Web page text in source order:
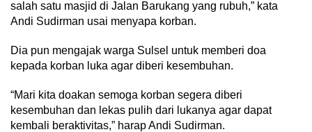
salah satu masjid di Jalan Barukang yang rubuh,” kata
Andi Sudirman usai menyapa korban.
Dia pun mengajak warga Sulsel untuk memberi doa
kepada korban luka agar diberi kesembuhan.
“Mari kita doakan semoga korban segera diberi
kesembuhan dan lekas pulih dari lukanya agar dapat
kembali beraktivitas,” harap Andi Sudirman.